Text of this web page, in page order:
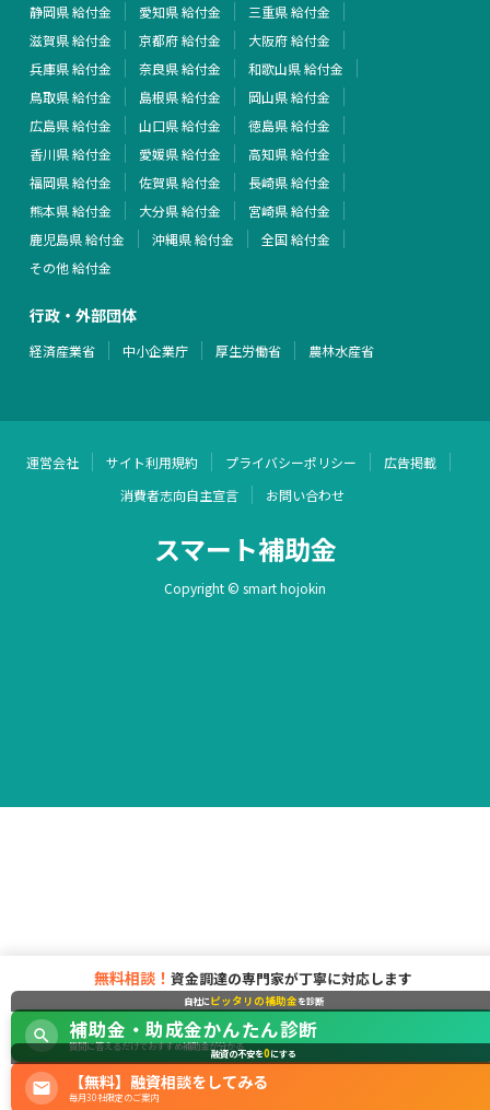
静岡県 給付金
愛知県 給付金
三重県 給付金
滋賀県 給付金
京都府 給付金
大阪府 給付金
兵庫県 給付金
奈良県 給付金
和歌山県 給付金
鳥取県 給付金
島根県 給付金
岡山県 給付金
広島県 給付金
山口県 給付金
徳島県 給付金
香川県 給付金
愛媛県 給付金
高知県 給付金
福岡県 給付金
佐賀県 給付金
長崎県 給付金
熊本県 給付金
大分県 給付金
宮崎県 給付金
鹿児島県 給付金
沖縄県 給付金
全国 給付金
その他 給付金
行政・外部団体
経済産業省 中小企業庁 厚生労働省 農林水産省
運営会社 サイト利用規約 プライバシーポリシー
広告掲載
消費者志向自主宣言
お問い合わせ
スマート補助金
Copyright © smart hojokin
無料相談！ 資金調達の専門家が丁寧に対応します
自社にピッタリの補助金を診断
補助金・助成金かんたん診断
質問に答えるだけでおすすめ補助金が分かる
融資の不安を0にする
【無料】融資相談をしてみる
毎月30社限定のご案内